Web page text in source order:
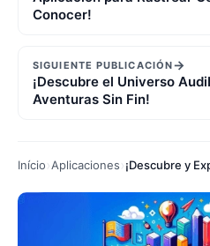
Conocer!
SIGUIENTE PUBLICACIÓN→
¡Descubre el Universo
Aventuras Sin Fin!
Início Aplicaciones ¡Descubre y